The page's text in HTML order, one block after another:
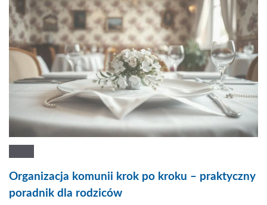
Organizacja komunii krok po kroku – praktyczny
poradnik dla rodziców